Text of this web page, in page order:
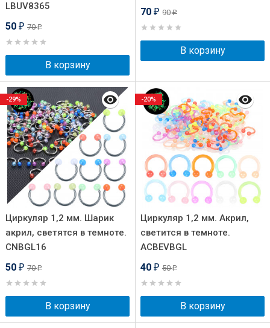
LBUV8365
50 ₽ 70₽
В корзину
70 ₽ 90₽
В корзину
Циркуляр 1,2 мм. Шарик
акрил, светятся в темноте.
CNBGL16
50 ₽ 70₽
В корзину
-29%
Циркуляр 1,2 мм. Акрил,
светится в темноте.
ACBEVBGL
40 ₽ 50₽
В корзину
-20%